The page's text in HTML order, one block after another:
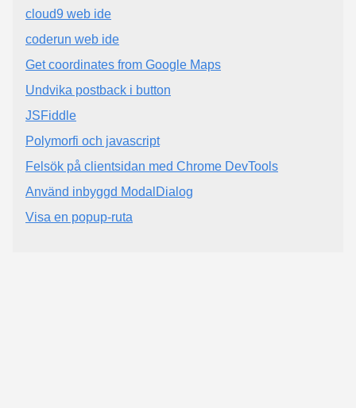
cloud9 web ide
coderun web ide
Get coordinates from Google Maps
Undvika postback i button
JSFiddle
Polymorfi och javascript
Felsök på clientsidan med Chrome DevTools
Använd inbyggd ModalDialog
Visa en popup-ruta